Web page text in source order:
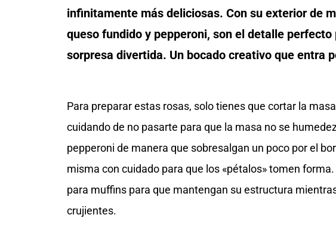
infinitamente más deliciosas. Con su exterior de
queso fundido y pepperoni, son el detalle
sorpresa divertida. Un bocado creativo que entra
Para preparar estas rosas, solo tienes que cortar la
cuidando de no pasarte para que la masa no se
pepperoni de manera que sobresalgan un poco por el
misma con cuidado para que los «pétalos» tomen
para muffins para que mantengan su estructura
crujientes.